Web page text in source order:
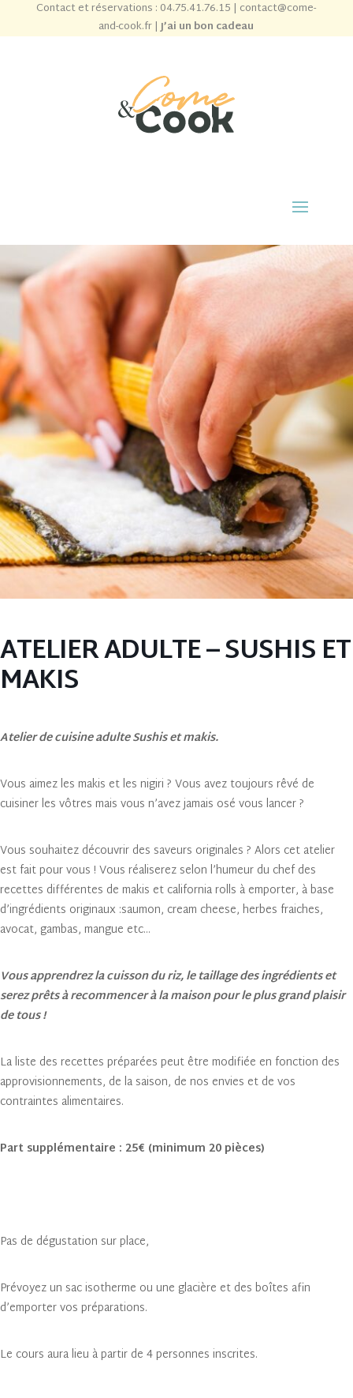
Contact et réservations : 04.75.41.76.15 | contact@come-
and-cook.fr|J’ai un bon cadeau
ATELIER ADULTE – SUSHIS ET
MAKIS
Atelier de cuisine adulte Sushis et makis.
Vous aimez les makis et les nigiri ? Vous avez toujours rêvé de
cuisiner les vôtres mais vous n’avez jamais osé vous lancer ?
Vous souhaitez découvrir des saveurs originales ? Alors cet atelier
est fait pour vous ! Vous réaliserez selon l’humeur du chef des
recettes différentes de makis et california rolls à emporter, à base
d’ingrédients originaux :saumon, cream cheese, herbes fraiches,
avocat, gambas, mangue etc…
Vous apprendrez la cuisson du riz, le taillage des ingrédients et
serez prêts à recommencer à la maison pour le plus grand plaisir
de tous !
La liste des recettes préparées peut être modifiée en fonction des
approvisionnements, de la saison, de nos envies et de vos
contraintes alimentaires.
Part supplémentaire : 25€ (minimum 20 pièces)
Pas de dégustation sur place,
Prévoyez un sac isotherme ou une glacière et des boîtes afin
d’emporter vos préparations.
Le cours aura lieu à partir de 4 personnes inscrites.